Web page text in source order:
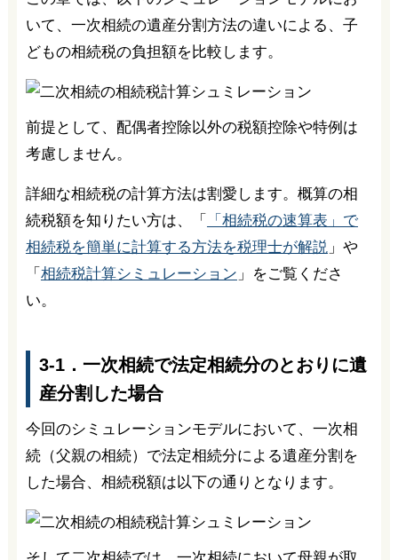
いて、一次相続の遺産分割方法の違いによる、子
どもの相続税の負担額を比較します。
前提として、配偶者控除以外の税額控除や特例は
考慮しません。
詳細な相続税の計算方法は割愛します。概算の相
続税額を知りたい方は、「
「相続税の速算表」で
相続税を簡単に計算する方法を税理士が解説」や
「 相続税計算シミュレーション 」をご覧くださ
い。
3-1．一次相続で法定相続分のとおりに遺
産分割した場合
今回のシミュレーションモデルにおいて、一次相
続（父親の相続）で法定相続分による遺産分割を
した場合、相続税額は以下の通りとなります。